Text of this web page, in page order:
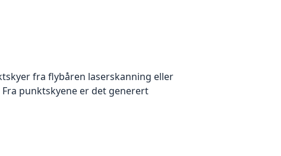
fra flybåren laserskanning eller
punktskyene er det generert